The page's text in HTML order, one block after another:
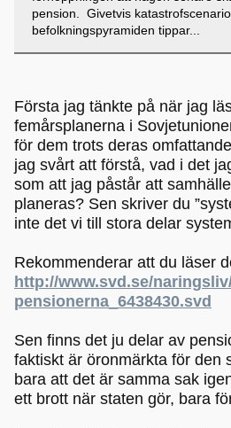
pension. Givetvis
befolkningspyramiden tippar...
Första jag tänkte på när jag
femårsplanerna i
för dem trots deras
jag svårt att förstå, vad i det
som att jag påstår att
planeras? Sen skriver du
inte det vi till stora delar
Rekommenderar att du läser
http://www.svd.se/
pensionerna_6438430.svd
Sen finns det ju delar av
faktiskt är öronmärkta för den
bara att det är samma sak
ett brott när staten gör, bara